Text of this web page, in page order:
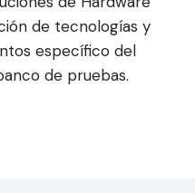
de tecnologías y
específico del
de pruebas.